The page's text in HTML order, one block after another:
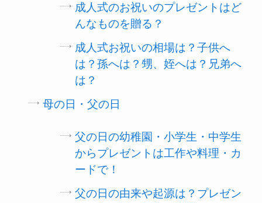
成人式のお祝いのプレゼントはど
んなものを贈る？
成人式お祝いの相場は？子供へ
は？孫へは？甥、姪へは？兄弟へ
は？
母の日・父の日
父の日の幼稚園・小学生・中学生
からプレゼントは工作や料理・カ
ードで！
父の日の由来や起源は？プレゼン